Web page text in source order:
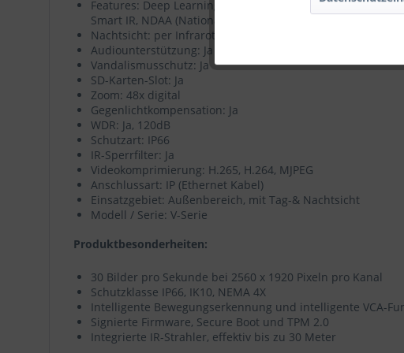
Features: Deep Learning (intelligente Analysen), WDR Pro
Smart IR, NDAA (National Defense Authorization Act), Smart
Nachtsicht: per Infrarot (Reichweite bis zu 30 m)
Audiounterstützung: Ja
Vandalismusschutz: Ja
SD-Karten-Slot: Ja
Zoom: 48x digital
Gegenlichtkompensation: Ja
WDR: Ja, 120dB
Schutzart: IP66
IR-Sperrfilter: Ja
Videokomprimierung: H.265, H.264, MJPEG
Anschlussart: IP (Ethernet Kabel)
Einsatzgebiet: Außenbereich, mit Tag-& Nachtsicht
Modell / Serie: V-Serie
Produktbesonderheiten:
30 Bilder pro Sekunde bei 2560 x 1920 Pixeln pro Kanal
Schutzklasse IP66, IK10, NEMA 4X
Intelligente Bewegungserkennung und intelligente VCA-
Signierte Firmware, Secure Boot und TPM 2.0
Integrierte IR-Strahler, effektiv bis zu 30 Meter